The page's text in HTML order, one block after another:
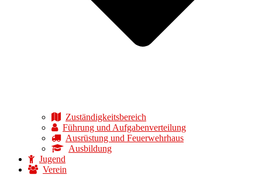
Zuständigkeitsbereich
Führung und Aufgabenverteilung
Ausrüstung und Feuerwehrhaus
Ausbildung
Jugend
Verein